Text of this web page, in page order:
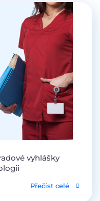
vyhlášky
Přečíst celé